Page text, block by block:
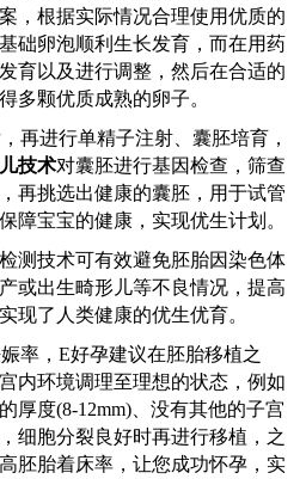
，根据实际情况合理使用优质的
础卵泡顺利生长发育，而在用药
育以及进行调整，然后在合适的
多颗优质成熟的卵子。
再进行单精子注射、囊胚培育，
技术对囊胚进行基因检查，筛查
再挑选出健康的囊胚，用于试管
障宝宝的健康，实现优生计划。
测技术可有效避免胚胎因染色体
或出生畸形儿等不良情况，提高
现了人类健康的优生优育。
率， E好孕建议在胚胎移植之
内环境调理至理想的状态，例如
厚度(8-12mm)、没有其他的子宫
细胞分裂良好时再进行移植，之
胚胎着床率，让您成功怀孕，实